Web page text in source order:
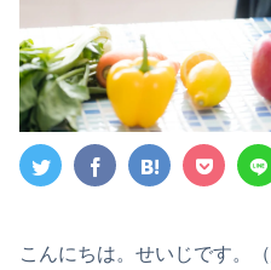
こんにちは。せいじです。（